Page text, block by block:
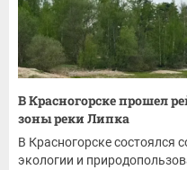
В Красногорске прошел
зоны реки Липка
В Красногорске состоялся
экологии и